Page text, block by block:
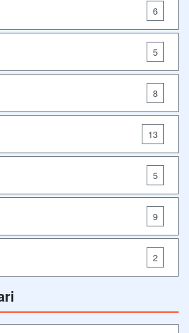
6
5
8
13
5
9
2